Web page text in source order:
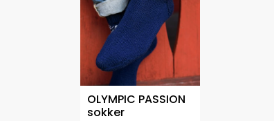
OLYMPIC PASSION
sokker